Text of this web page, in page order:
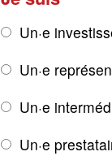
Un·e
Un·e
Un·e
Un·e